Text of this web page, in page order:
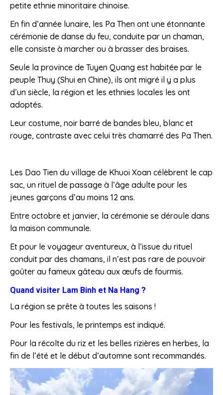
petite ethnie minoritaire chinoise.
En fin d’année lunaire, les Pa Then ont une étonnante
cérémonie de danse du feu, conduite par un chaman,
elle consiste à marcher ou à brasser des braises.
Seule la province de Tuyen Quang est habitée par le
peuple Thuy (Shui en Chine), ils ont migré il y a plus
d’un siècle, la région et les ethnies locales les ont
adoptés.
Leur costume, noir barré de bandes bleu, blanc et
rouge, contraste avec celui très chamarré des Pa Then.
Les Dao Tien du village de Khuoi Xoan célèbrent le cap
sac, un rituel de passage à l’âge adulte pour les
jeunes garçons d’au moins 12 ans.
Entre octobre et janvier, la cérémonie se déroule dans
la maison communale.
Et pour le voyageur aventureux, à l’issue du rituel
conduit par des chamans, il n’est pas rare de pouvoir
goûter au fameux gâteau aux œufs de fourmis.
Quand visiter Lam Binh et Na Hang ?
La région se prête à toutes les saisons !
Pour les festivals, le printemps est indiqué.
Pour la récolte du riz et les belles rizières en herbes, la
fin de l’été et le début d’automne sont recommandés.